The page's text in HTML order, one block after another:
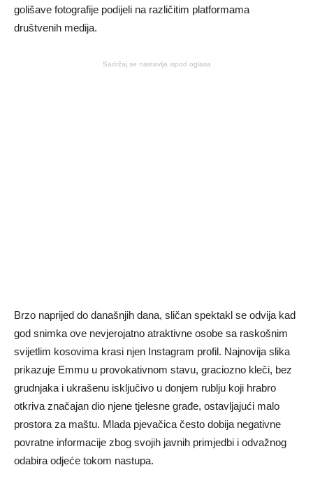
golišave fotografije podijeli na različitim platformama
društvenih medija.
Sadržaj se nastavlja ispod oglasa
Brzo naprijed do današnjih dana, sličan spektakl se odvija kad
god snimka ove nevjerojatno atraktivne osobe sa raskošnim
svijetlim kosovima krasi njen Instagram profil. Najnovija slika
prikazuje Emmu u provokativnom stavu, graciozno kleči, bez
grudnjaka i ukrašenu isključivo u donjem rublju koji hrabro
otkriva značajan dio njene tjelesne građe, ostavljajući malo
prostora za maštu. Mlada pjevačica često dobija negativne
povratne informacije zbog svojih javnih primjedbi i odvažnog
odabira odjeće tokom nastupa.